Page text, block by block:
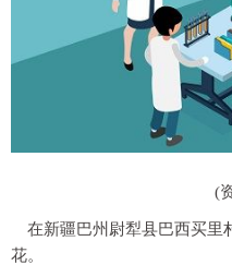
(
在新疆巴州尉犁县巴西买里
花。